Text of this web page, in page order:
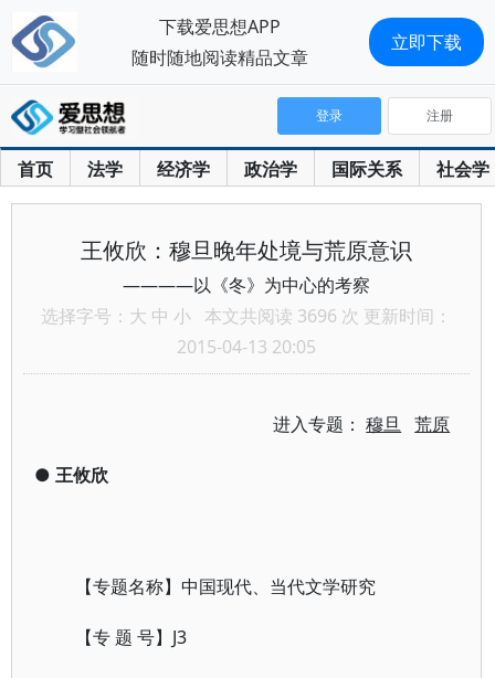
首页 法学 经济学 政治学 国际关系 社会学
登录 注册
王攸欣：穆旦晚年处境与荒原意识
————以《冬》为中心的考察
选择字号： 大 中 小 本文共阅读 3696 次 更新时间：
2015-04-13 20:05
进入专题：穆旦 荒原
● 王攸欣
【专题名称】中国现代、当代文学研究
【专 题 号】J3
下载爱思想APP
随时随地阅读精品文章
立即下载